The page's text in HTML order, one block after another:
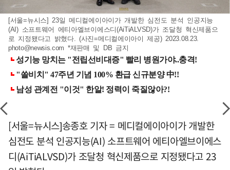
[서울=뉴시스] 23일 메디컬에이아이가 개발한 심전도 분석 인공지능
(AI) 소프트웨어 에티아엘브이에스디(AiTiALVSD)가 조달청 혁신제품으
로 지정됐다고 밝혔다. (사진=메디컬에이아이 제공) 2023.08.23.
photo@newsis.com *재판매 및 DB 금지
[서울=뉴시스]송종호 기자 = 메디컬에이아이가 개발한
심전도 분석 인공지능(AI) 소프트웨어 에티아엘브이에스
디(AiTiALVSD)가 조달청 혁신제품으로 지정됐다고 23